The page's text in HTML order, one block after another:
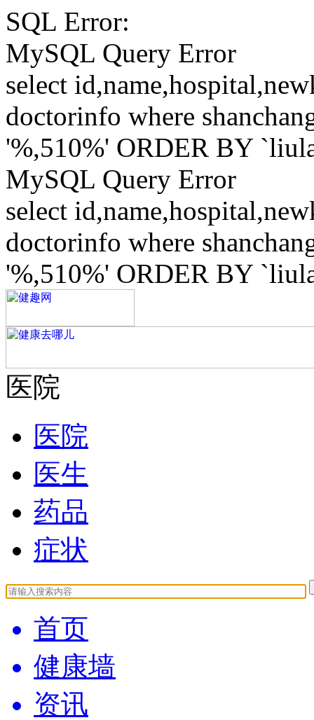
SQL Error:
MySQL Query Error
select
doctorinfo where
'%,510%' ORDER BY
MySQL Query Error
select
doctorinfo where
'%,510%' ORDER BY
医院
医院
医生
药品
症状
首页
健康墙
资讯